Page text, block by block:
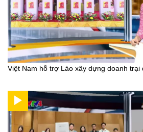
Việt Nam hỗ trợ Lào xây dựng doanh trại